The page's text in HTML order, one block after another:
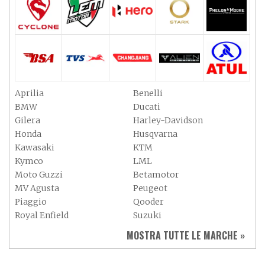
Aprilia
Benelli
BMW
Ducati
Gilera
Harley-Davidson
Honda
Husqvarna
Kawasaki
KTM
Kymco
LML
Moto Guzzi
Betamotor
MV Agusta
Peugeot
Piaggio
Qooder
Royal Enfield
Suzuki
Triumph
Yamaha
MOSTRA TUTTE LE MARCHE »